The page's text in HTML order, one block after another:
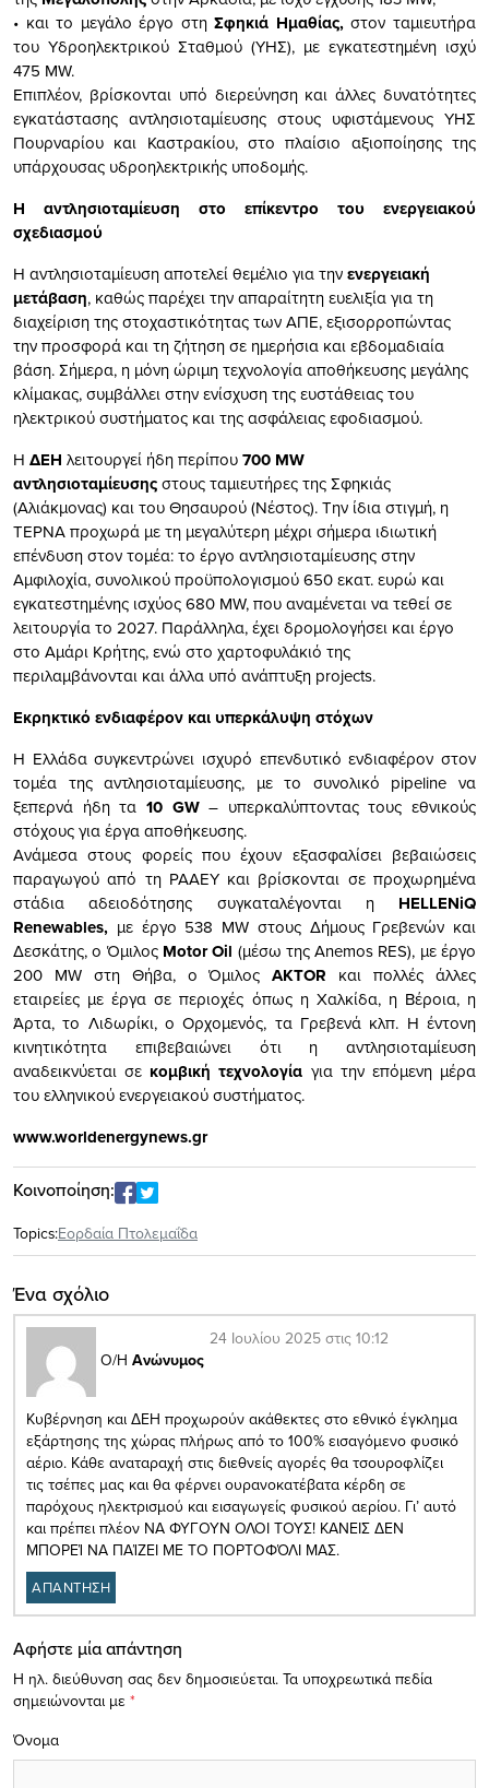
• και το μεγάλο έργο στηΣφηκιά Ημαθίας,στον ταμιευτήρα
του Υδροηλεκτρικού Σταθμού (ΥΗΣ), με εγκατεστημένη ισχύ
475 MW.
Επιπλέον, βρίσκονται υπό διερεύνηση και άλλες δυνατότητες
εγκατάστασης αντλησιοταμίευσης στους υφιστάμενους ΥΗΣ
Πουρναρίου και Καστρακίου, στο πλαίσιο αξιοποίησης της
υπάρχουσας υδροηλεκτρικής υποδομής.
Η αντλησιοταμίευση στο επίκεντρο του ενεργειακού
σχεδιασμού
Η αντλησιοταμίευση αποτελεί θεμέλιο για τηνενεργειακή
μετάβαση, καθώς παρέχει την απαραίτητη ευελιξία για τη
διαχείριση της στοχαστικότητας των ΑΠΕ, εξισορροπώντας
την προσφορά και τη ζήτηση σε ημερήσια και εβδομαδιαία
βάση. Σήμερα, η μόνη ώριμη τεχνολογία αποθήκευσης μεγάλης
κλίμακας, συμβάλλει στην ενίσχυση της ευστάθειας του
ηλεκτρικού συστήματος και της ασφάλειας εφοδιασμού.
Η ΔΕΗ λειτουργεί ήδη περίπου700 MW
αντλησιοταμίευσηςστους ταμιευτήρες της Σφηκιάς
(Αλιάκμονας) και του Θησαυρού (Νέστος). Την ίδια στιγμή, η
ΤΕΡΝΑ προχωρά με τη μεγαλύτερη μέχρι σήμερα ιδιωτική
επένδυση στον τομέα: το έργο αντλησιοταμίευσης στην
Αμφιλοχία, συνολικού προϋπολογισμού 650 εκατ. ευρώ και
εγκατεστημένης ισχύος 680 MW, που αναμένεται να τεθεί σε
λειτουργία το 2027. Παράλληλα, έχει δρομολογήσει και έργο
στο Αμάρι Κρήτης, ενώ στο χαρτοφυλάκιό της
περιλαμβάνονται και άλλα υπό ανάπτυξη projects.
Εκρηκτικό ενδιαφέρον και υπερκάλυψη στόχων
Η Ελλάδα συγκεντρώνει ισχυρό επενδυτικό ενδιαφέρον στον
τομέα της αντλησιοταμίευσης, με το συνολικό pipeline να
ξεπερνά ήδη τα 10 GW– υπερκαλύπτοντας τους εθνικούς
στόχους για έργα αποθήκευσης.
Ανάμεσα στους φορείς που έχουν εξασφαλίσει βεβαιώσεις
παραγωγού από τη ΡΑΑΕΥ και βρίσκονται σε προχωρημένα
στάδια αδειοδότησης συγκαταλέγονται ηHELLENiQ
Renewables, με έργο 538 MW στους Δήμους Γρεβενών και
Δεσκάτης, ο Όμιλος Motor Oil (μέσω της Anemos RES), με έργο
200 MW στη Θήβα, ο ΌμιλοςAKTOR και πολλές άλλες
εταιρείες με έργα σε περιοχές όπως η Χαλκίδα, η Βέροια, η
Άρτα, το Λιδωρίκι, ο Ορχομενός, τα Γρεβενά κλπ. Η έντονη
κινητικότητα επιβεβαιώνει ότι η αντλησιοταμίευση
αναδεικνύεται σε κομβική τεχνολογία για την επόμενη μέρα
του ελληνικού ενεργειακού συστήματος.
www.worldenergynews.gr
Κοινοποίηση:
Topics:Εορδαία Πτολεμαΐδα
Ένα σχόλιο
Ο/Η Ανώνυμος
24 Ιουλίου 2025 στις 10:12
Κυβέρνηση και ΔΕΗ προχωρούν ακάθεκτες στο εθνικό έγκλημα
εξάρτησης της χώρας πλήρως από το 100% εισαγόμενο φυσικό
αέριο. Κάθε αναταραχή στις διεθνείς αγορές θα τσουροφλίζει
τις τσέπες μας και θα φέρνει ουρανοκατέβατα κέρδη σε
παρόχους ηλεκτρισμού και εισαγωγείς φυσικού αερίου. Γι’ αυτό
και πρέπει πλέον ΝΑ ΦΥΓΟΥΝ ΟΛΟΙ ΤΟΥΣ! ΚΑΝΕΙΣ ΔΕΝ
ΜΠΟΡΕΊ ΝΑ ΠΑΊΖΕΙ ΜΕ ΤΟ ΠΟΡΤΟΦΌΛΙ ΜΑΣ.
ΑΠΑΝΤΗΣΗ
Αφήστε μία απάντηση
Η ηλ. διεύθυνση σας δεν δημοσιεύεται. Τα υποχρεωτικά πεδία
σημειώνονται με *
Όνομα